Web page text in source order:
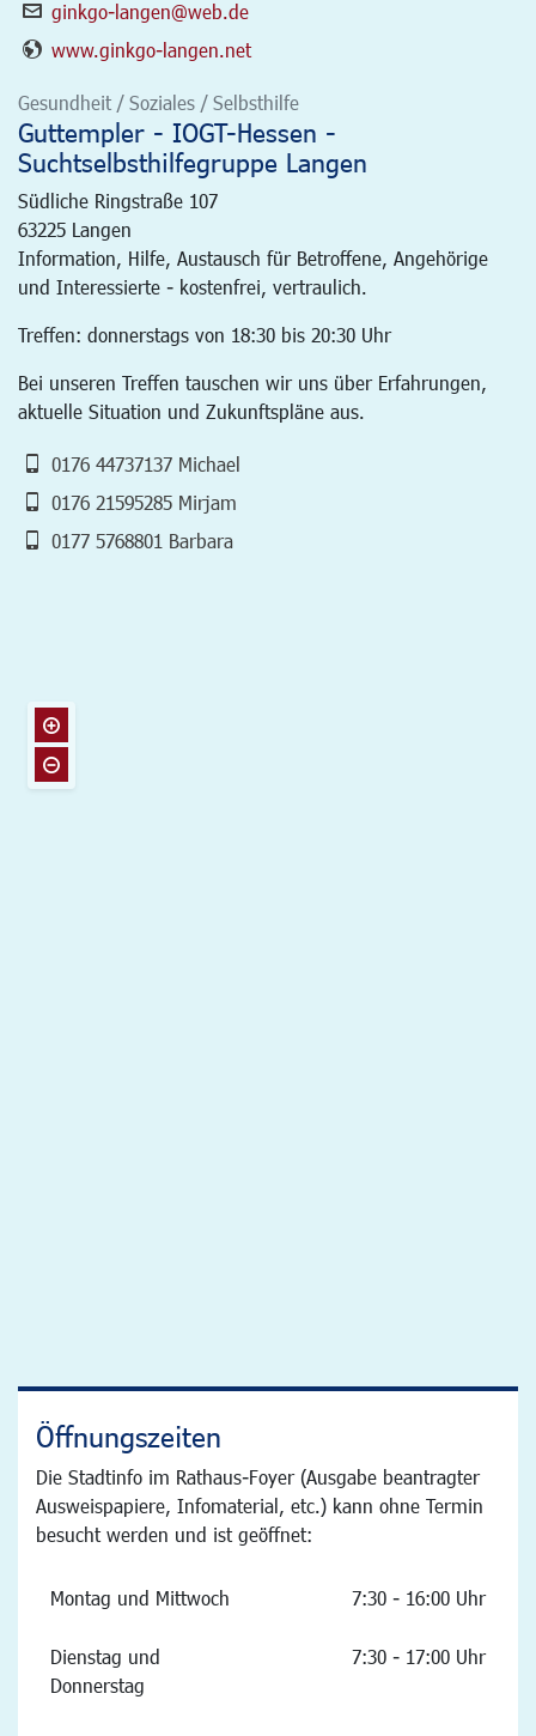
ginkgo-langen@web.de
www.ginkgo-langen.net
Gesundheit / Soziales / Selbsthilfe
Guttempler - IOGT-Hessen -
Suchtselbsthilfegruppe Langen
Südliche Ringstraße 107
63225 Langen
Information, Hilfe, Austausch für Betroffene, Angehörige
und Interessierte - kostenfrei, vertraulich.
Treffen: donnerstags von 18:30 bis 20:30 Uhr
Bei unseren Treffen tauschen wir uns über Erfahrungen,
aktuelle Situation und Zukunftspläne aus.
0176 44737137 Michael
0176 21595285 Mirjam
0177 5768801 Barbara
Öffnungszeiten
Die Stadtinfo im Rathaus-Foyer (Ausgabe beantragter
Ausweispapiere, Infomaterial, etc.) kann ohne Termin
besucht werden und ist geöffnet:
Montag und Mittwoch 7:30 - 16:00 Uhr
Dienstag und
Donnerstag
7:30 - 17:00 Uhr